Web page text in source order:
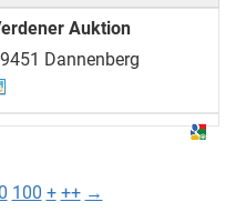
Auktion
Dannenberg
100 + ++ →